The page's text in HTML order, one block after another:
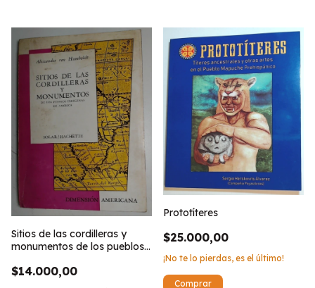
Sitios de las cordilleras y
monumentos de los pueblos
$14.000,00
Prototíteres
$25.000,00
¡No te lo pierdas, es el último!